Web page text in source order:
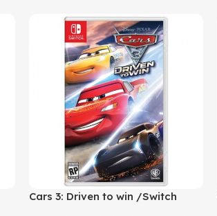
Cars 3: Driven to win /Switch